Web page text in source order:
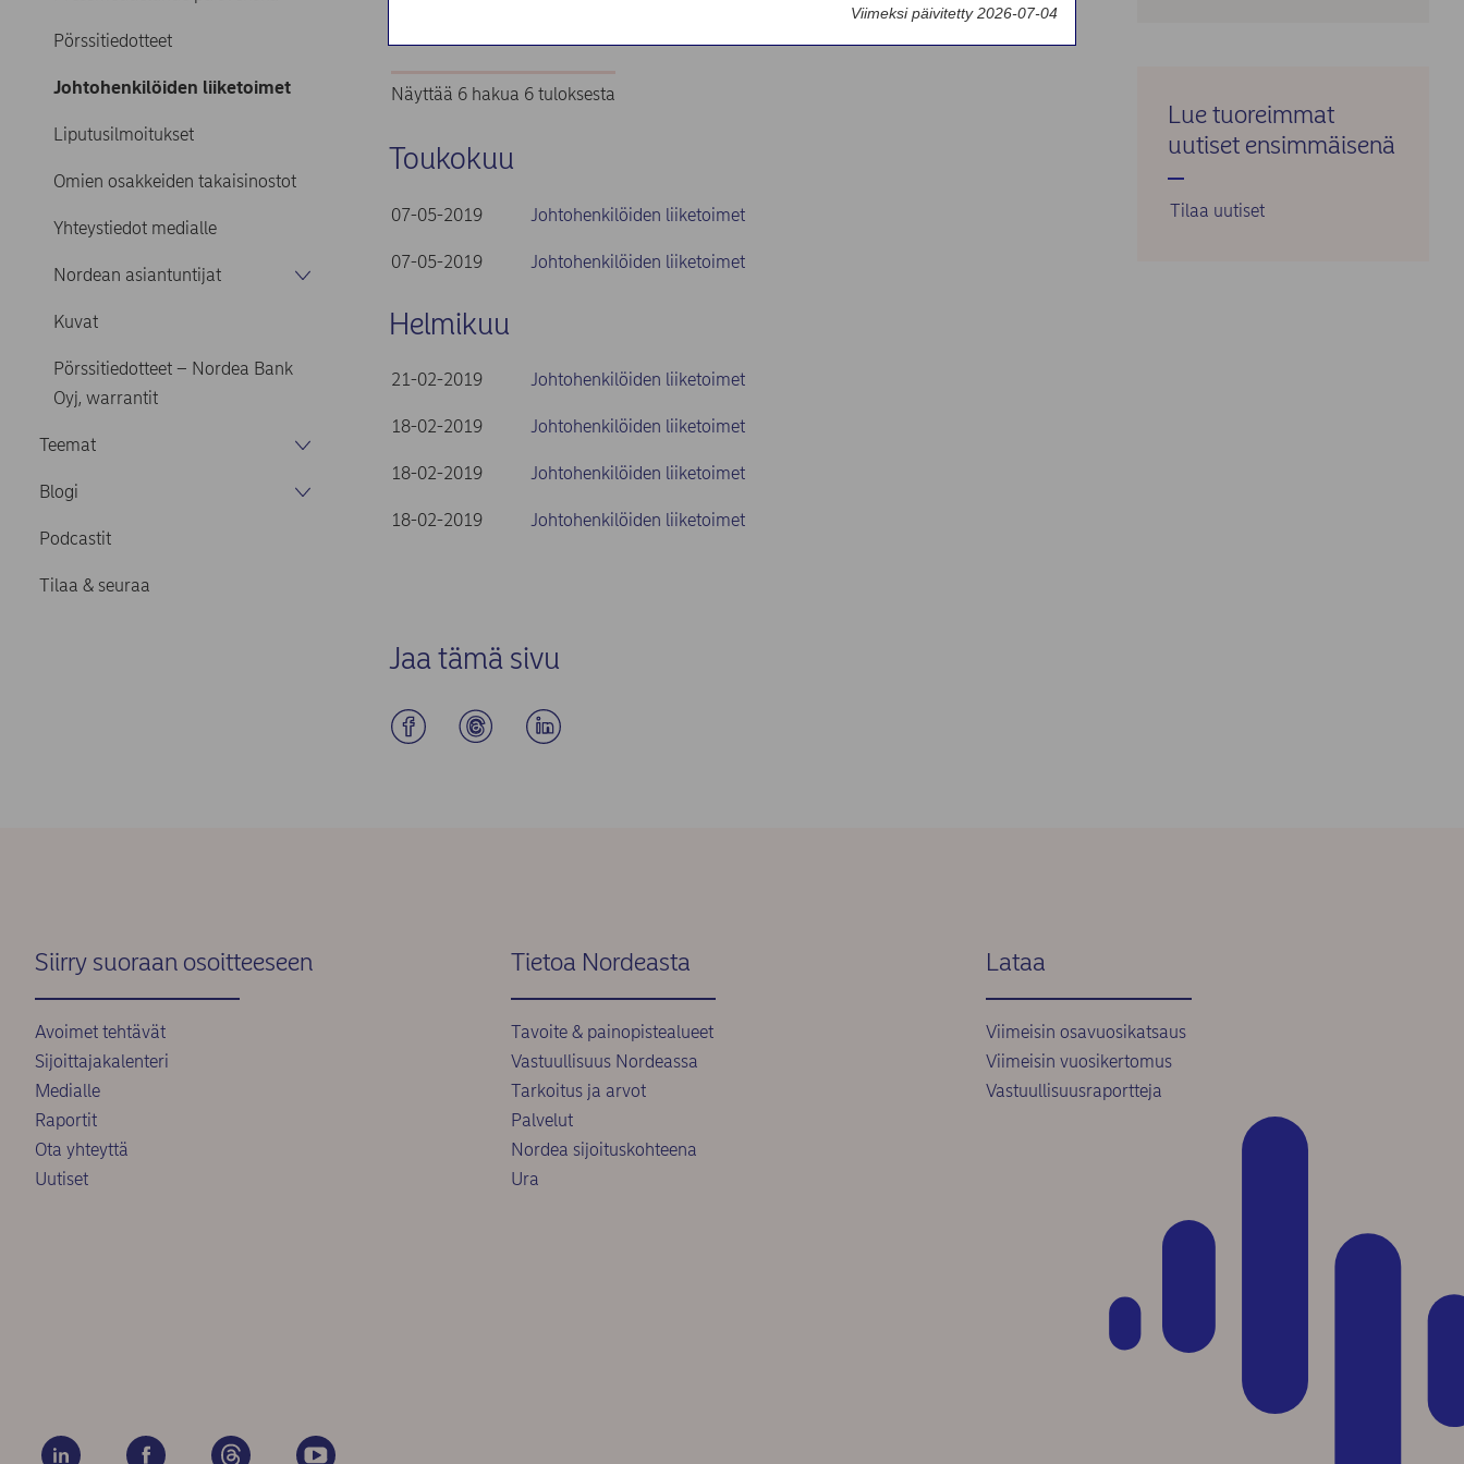
Pörssitiedotteet
Johtohenkilöiden liiketoimet
Liputusilmoitukset
Omien osakkeiden takaisinostot
Yhteystiedot medialle
Nordean asiantuntijat
Kuvat
Pörssitiedotteet – Nordea Bank
Oyj, warrantit
Teemat
Blogi
Podcastit
Tilaa & seuraa
Näyttää 6 hakua 6 tuloksesta
Toukokuu
07-05-2019 Johtohenkilöiden liiketoimet
07-05-2019 Johtohenkilöiden liiketoimet
Helmikuu
21-02-2019 Johtohenkilöiden liiketoimet
18-02-2019 Johtohenkilöiden liiketoimet
18-02-2019 Johtohenkilöiden liiketoimet
18-02-2019 Johtohenkilöiden liiketoimet
Jaa tämä sivu
Lue tuoreimmat
uutiset ensimmäisenä
Tilaa uutiset
Siirry suoraan osoitteeseen
Avoimet tehtävät
Sijoittajakalenteri
Medialle
Raportit
Ota yhteyttä
Uutiset
Tietoa Nordeasta
Tavoite & painopistealueet
Vastuullisuus Nordeassa
Tarkoitus ja arvot
Palvelut
Nordea sijoituskohteena
Ura
Lataa
Viimeisin osavuosikatsaus
Viimeisin vuosikertomus
Vastuullisuusraportteja
Viimeksi päivitetty 2026-07-04